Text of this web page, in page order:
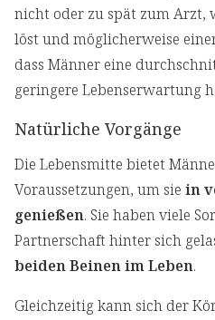
nicht oder zu spät zum Arzt,
löst und möglicherweise
dass Männer eine
geringere Lebenserwartung
Natürliche Vorgänge
Die Lebensmitte bietet
Voraussetzungen, um sie in
genießen. Sie haben viele
Partnerschaft hinter sich
beiden Beinen im Leben.
Gleichzeitig kann sich der